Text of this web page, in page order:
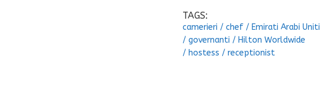
TAGS:
camerieri /chef / Emirati Arabi Uniti
/governanti / Hilton Worldwide
/ hostess /receptionist